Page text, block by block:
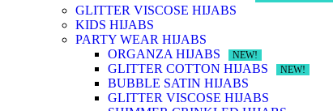
GLITTER VISCOSE HIJABS
KIDS HIJABS
PARTY WEAR HIJABS
ORGANZA HIJABS
NEW!
GLITTER COTTON HIJABS NEW!
BUBBLE SATIN HIJABS
GLITTER VISCOSE HIJABS